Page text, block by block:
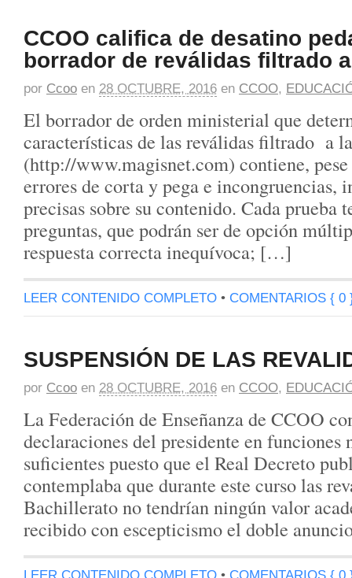
CCOO califica de desatino
borrador de reválidas filtrado
por Ccoo en 28 OCTUBRE, 2016 en CCOO,
El borrador de orden ministerial que
características de las reválidas filtrado a
(http://www.magisnet.com) contiene, pese
errores de corta y pega e incongruencias,
precisas sobre su contenido. Cada prueba
preguntas, que podrán ser de opción
respuesta correcta inequívoca; […]
LEER CONTENIDO COMPLETO • COMENTARIOS { 0
SUSPENSIÓN DE LAS
por Ccoo en 28 OCTUBRE, 2016 en CCOO,
La Federación de Enseñanza de CCOO
declaraciones del presidente en funciones
suficientes puesto que el Real Decreto
contemplaba que durante este curso las
Bachillerato no tendrían ningún valor
recibido con escepticismo el doble